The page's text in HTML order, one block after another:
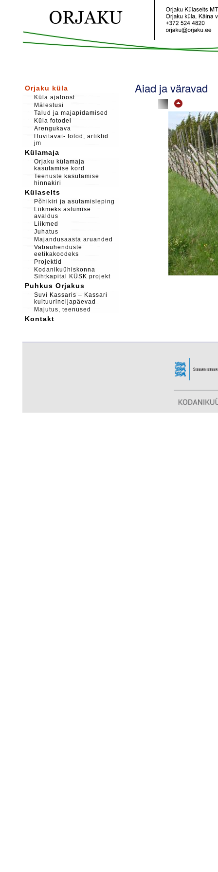
Orjaku küla
Küla ajaloost
Mälestusi
Talud ja majapidamised
Küla fotodel
Arengukava
Huvitavat- fotod, artiklid
jm
Külamaja
Orjaku külamaja
kasutamise kord
Teenuste kasutamise
hinnakiri
Külaselts
Põhikiri ja asutamisleping
Liikmeks astumise
avaldus
Liikmed
Juhatus
Majandusaasta aruanded
Vabaühenduste
eetikakoodeks
Projektid
Kodanikuühiskonna
Sihtkapital KÜSK projekt
Puhkus Orjakus
Suvi Kassaris – Kassari
kultuurineljapäevad
Majutus, teenused
Kontakt
Aiad ja väravad